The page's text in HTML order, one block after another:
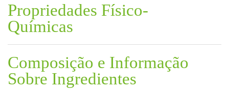
Propriedades Físico-
Químicas
Composição e Informação
Sobre Ingredientes